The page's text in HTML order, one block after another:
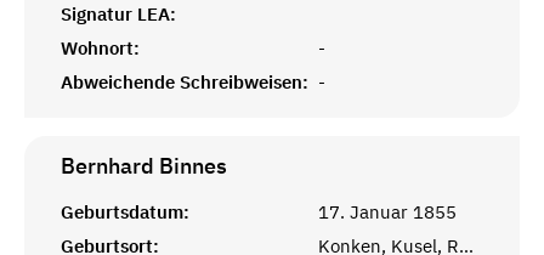
Signatur LEA:
Wohnort:
-
Abweichende Schreibweisen: -
Bernhard Binnes
Geburtsdatum:
17. Januar 1855
Geburtsort:
Konken, Kusel, Rheinprovinz